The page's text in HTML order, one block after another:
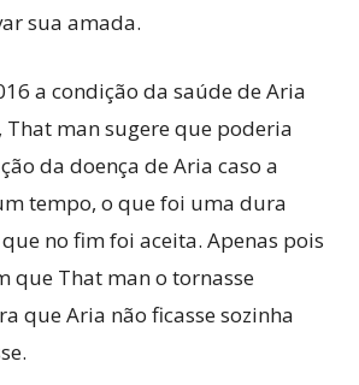
sua amada.
a condição da saúde de Aria
man sugere que poderia
da doença de Aria caso a
tempo, o que foi uma dura
no fim foi aceita. Apenas pois
que That man o tornasse
que Aria não ficasse sozinha